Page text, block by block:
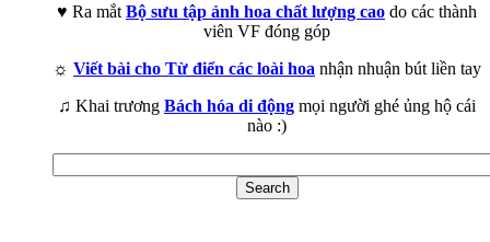
♥ Ra mắt Bộ sưu tập ảnh hoa chất lượng cao do các thành
viên VF đóng góp
☼ Viết bài cho Từ điển các loài hoa nhận nhuận bút liền tay
♫ Khai trương Bách hóa di động mọi người ghé ủng hộ cái
nào :)